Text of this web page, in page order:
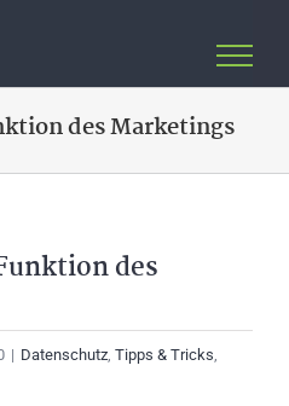
des Marketings
des
| Datenschutz Tipps & Tricks